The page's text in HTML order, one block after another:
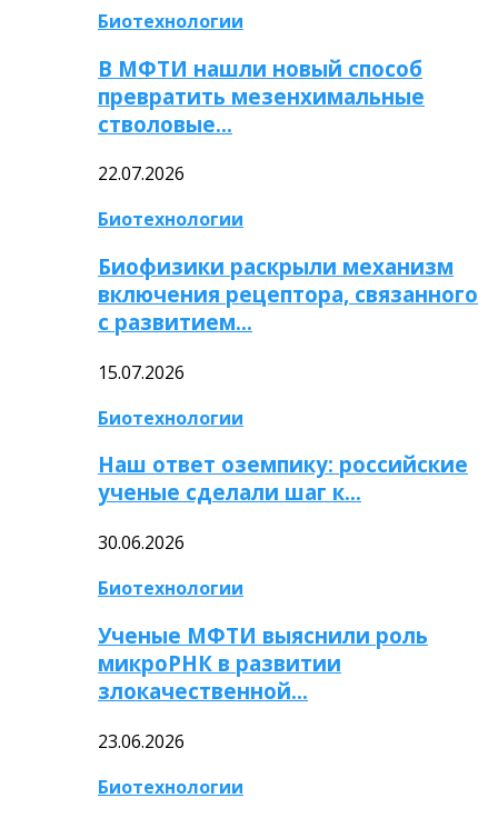
Биотехнологии
В МФТИ нашли новый способ
превратить мезенхимальные
стволовые…
22.07.2026
Биотехнологии
Биофизики раскрыли механизм
включения рецептора, связанного
с развитием…
15.07.2026
Биотехнологии
Наш ответ оземпику: российские
ученые сделали шаг к…
30.06.2026
Биотехнологии
Ученые МФТИ выяснили роль
микроРНК в развитии
злокачественной…
23.06.2026
Биотехнологии